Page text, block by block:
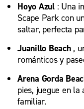
Hoyo Azul: Una
Scape Park con
saltar, perfecta
Juanillo Beach,
románticos y
Arena Gorda
pies, juegue en
familiar.